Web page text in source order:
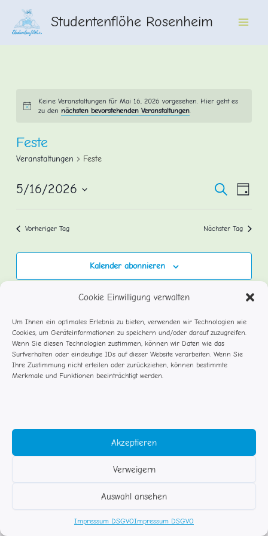
Cookie Einwilligung verwalten
Um Ihnen ein optimales Erlebnis zu bieten, verwenden wir Technologien wie
Cookies, um Geräteinformationen zu speichern und/oder darauf zuzugreifen.
Wenn Sie diesen Technologien zustimmen, können wir Daten wie das
Surfverhalten oder eindeutige IDs auf dieser Website verarbeiten. Wenn Sie
Ihre Zustimmung nicht erteilen oder zurückziehen, können bestimmte
Merkmale und Funktionen beeinträchtigt werden.
Akzeptieren
Verweigern
Auswahl ansehen
Impressum DSGVOImpressum DSGVO
Inhalt
springen
Studentenflöhe Rosenheim
Keine Veranstaltungen für Mai 16, 2026 vorgesehen. Hier geht es
zu den nächsten bevorstehenden Veranstaltungen.
Feste
Veranstaltungen Feste
Suche
und
Suche
Tag
5/16/2026
Vorheriger Tag Nächster Tag
Kalender abonnieren
© Studentenflöhe Rosenheim
Impressum DSGVO
Kontakt